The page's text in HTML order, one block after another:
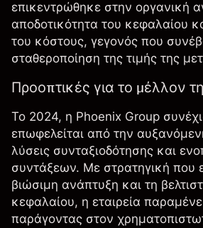
επικεντρώθηκε στην οργανική
αποδοτικότητα του κεφαλαίου
του κόστους, γεγονός που
σταθεροποίηση της τιμής της
Προοπτικές για το μέλλον
Το 2024, η Phoenix Group
επωφελείται από την
λύσεις συνταξιοδότησης και
συντάξεων. Με στρατηγική που
βιώσιμη ανάπτυξη και τη
κεφαλαίου, η εταιρεία
παράγοντας στον